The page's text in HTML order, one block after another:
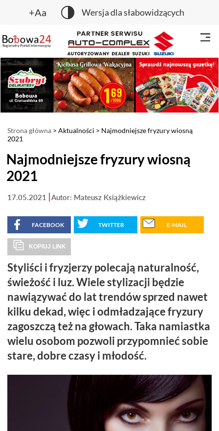
+Aa Wersja dla słabowidzących
Strona główna > Aktualności > Najmodniejsze fryzury wiosną
2021
Najmodniejsze fryzury wiosną
2021
17.05.2021 Autor: Mateusz Książkiewicz
FACEBOOK TWITTER E-MAIL
KOPIUJ LINK
Styliści i fryzjerzy polecają naturalność,
świeżość i luz. Wiele stylizacji będzie
nawiązywać do lat trendów sprzed nawet
kilku dekad, więc i odmładzające fryzury
zagoszczą też na głowach. Taka namiastka
wielu osobom pozwoli przypomnieć sobie
stare, dobre czasy i młodość.